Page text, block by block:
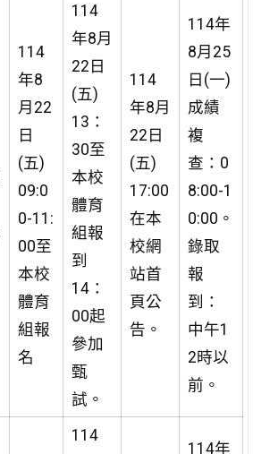
114
年8
月22
日
(五)
09:0
0-11:
00至
本校
體育
組報
名
114
年8月
22日
(五)
13：
30至
本校
體育
組報
到
14：
00起
參加
甄
試。
114
年8月
22日
(五)
17:00
在本
校網
站首
頁公
告。
114年
8月25
日(一)
成績
複
查：0
8:00-1
0:00。
錄取
報
到：
中午1
2時以
前。
114
114年